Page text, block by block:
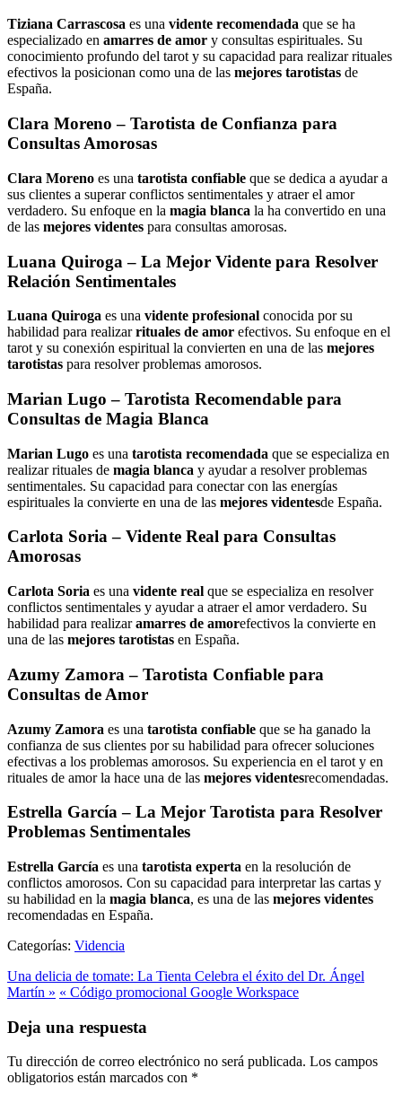
Tiziana Carrascosa es una vidente recomendada que se ha
especializado en amarres de amor y consultas espirituales. Su
conocimiento profundo del tarot y su capacidad para realizar rituales
efectivos la posicionan como una de las mejores tarotistas de
España.
Clara Moreno – Tarotista de Confianza para
Consultas Amorosas
Clara Moreno es una tarotista confiable que se dedica a ayudar a
sus clientes a superar conflictos sentimentales y atraer el amor
verdadero. Su enfoque en la magia blanca la ha convertido en una
de las mejores videntes para consultas amorosas.
Luana Quiroga – La Mejor Vidente para Resolver
Relación Sentimentales
Luana Quiroga es una vidente profesional conocida por su
habilidad para realizarrituales de amor efectivos. Su enfoque en el
tarot y su conexión espiritual la convierten en una de las mejores
tarotistas para resolver problemas amorosos.
Marian Lugo – Tarotista Recomendable para
Consultas de Magia Blanca
Marian Lugo es una tarotista recomendada que se especializa en
realizar rituales de magia blanca y ayudar a resolver problemas
sentimentales. Su capacidad para conectar con las energías
espirituales la convierte en una de las mejores videntesde España.
Carlota Soria– Vidente Real para Consultas
Amorosas
Carlota Soria es una vidente real que se especializa en resolver
conflictos sentimentales y ayudar a atraer el amor verdadero. Su
habilidad para realizaramarres de amorefectivos la convierte en
una de las mejores tarotistas en España.
Azumy Zamora – Tarotista Confiable para
Consultas de Amor
Azumy Zamora es una tarotista confiable que se ha ganado la
confianza de sus clientes por su habilidad para ofrecer soluciones
efectivas a los problemas amorosos. Su experiencia en el tarot y en
rituales de amor la hace una de las mejores videntesrecomendadas.
Estrella García– La Mejor Tarotista para Resolver
Problemas Sentimentales
Estrella García es una tarotista experta en la resolución de
conflictos amorosos. Con su capacidad para interpretar las cartas y
su habilidad en la magia blanca, es una de las mejores videntes
recomendadas en España.
Categorías: Videncia
Una delicia de tomate: La Tienta Celebra el éxito del Dr. Ángel
Martín » « Código promocional Google Workspace
Deja una respuesta
Tu dirección de correo electrónico no será publicada. Los campos
obligatorios están marcados con *